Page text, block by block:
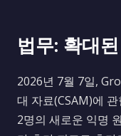
법무: 확대
2026년 7월 7일,
대 자료(CSAM)에
2명의 새로운 익명